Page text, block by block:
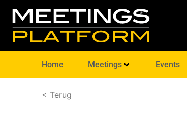
Home Meetings Events
< Terug